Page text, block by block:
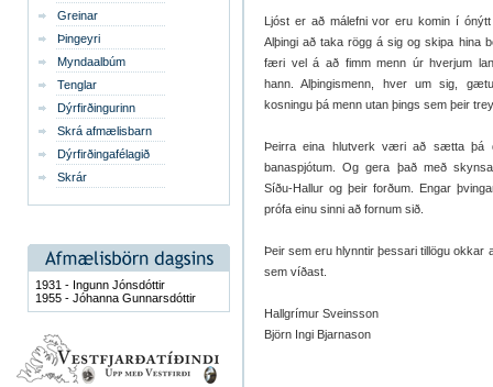
Greinar
Þingeyri
Myndaalbúm
Tenglar
Dýrfirðingurinn
Skrá afmælisbarn
Dýrfirðingafélagið
Skrár
1931 - Ingunn Jónsdóttir
1955 - Jóhanna Gunnarsdóttir
Ljóst er að málefni vor eru komin í
Alþingi að taka rögg á sig og skipa hina
færi vel á að fimm menn úr hverjum
hann. Alþingismenn, hver um sig,
kosningu þá menn utan þings sem þeir
Þeirra eina hlutverk væri að sætta þá
banaspjótum. Og gera það með
Síðu-Hallur og þeir forðum. Engar
prófa einu sinni að fornum sið.
Þeir sem eru hlynntir þessari tillögu okkar
sem víðast.
Hallgrímur Sveinsson
Björn Ingi Bjarnason